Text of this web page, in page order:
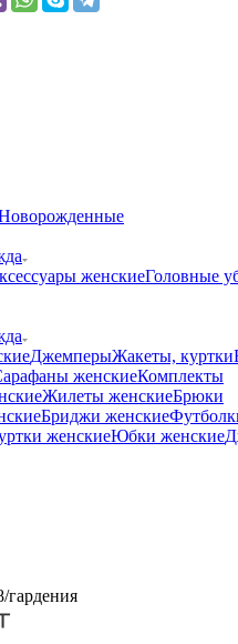
женскиеГоловные
ДжемперыЖакеты, куртки
женскиеКомплекты
Жилеты женскиеБрюки
Бриджи женские
женскиеЮбки женские